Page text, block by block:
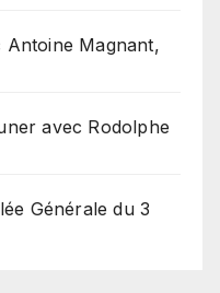
Antoine Magnant,
avec Rodolphe
Générale du 3